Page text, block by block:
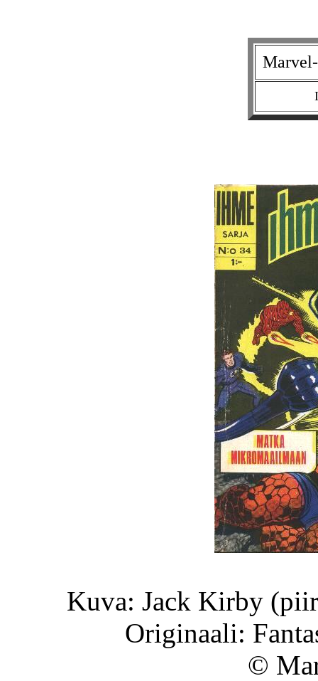
Kuva: Jack Kirby
Originaali:
©